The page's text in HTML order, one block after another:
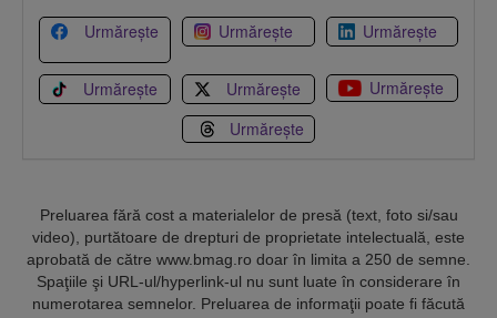
Urmărește Urmărește Urmărește
Urmărește Urmărește
Urmărește
Urmărește
Preluarea fără cost a materialelor de presă (text, foto si/sau
video), purtătoare de drepturi de proprietate intelectuală, este
aprobată de către www.bmag.ro doar în limita a 250 de semne.
Spaţiile şi URL-ul/hyperlink-ul nu sunt luate în considerare în
numerotarea semnelor. Preluarea de informaţii poate fi făcută